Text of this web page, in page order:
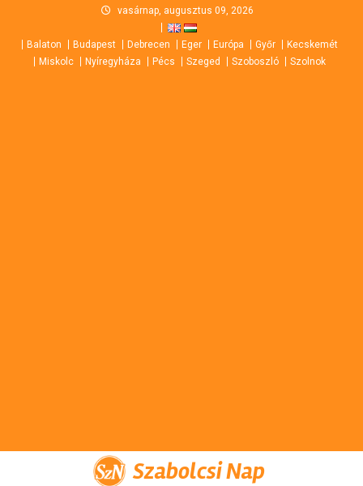
content
vasárnap, augusztus 09, 2026
Balaton Budapest Debrecen Eger Európa Győr
Kecskemét
Miskolc
Nyíregyháza Pécs Szeged Szoboszló Szolnok
Szabolcsi Nap